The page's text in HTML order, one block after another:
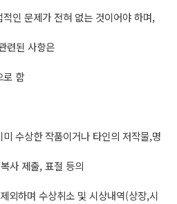
인 문제가 전혀 없는 것이어야 하며,
련된 사항은
함
수상한 작품이거나 타인의 저작물,명
사 제출, 표절 등의
외하며 수상취소 및 시상내역(상장,시